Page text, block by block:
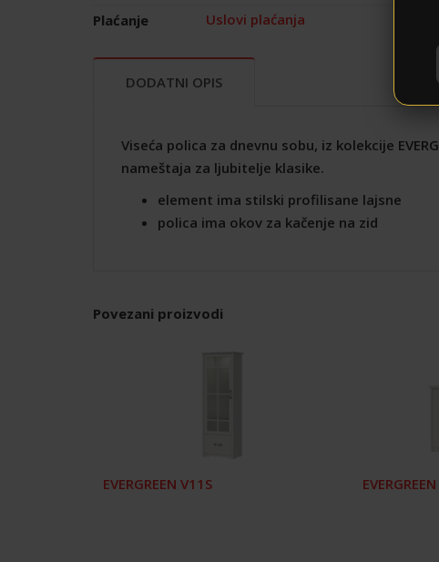
Plaćanje
Uslovi plaćanja
DODATNI OPIS
Viseća polica za dnevnu sobu, iz kolekcije
nameštaja za ljubitelje klasike.
element ima stilski profilisane lajsne
polica ima okov za kačenje na zid
Povezani proizvodi
EVERGREEN V11S